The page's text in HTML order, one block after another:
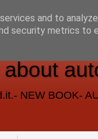
NEW BOOK-
and to
security metrics to